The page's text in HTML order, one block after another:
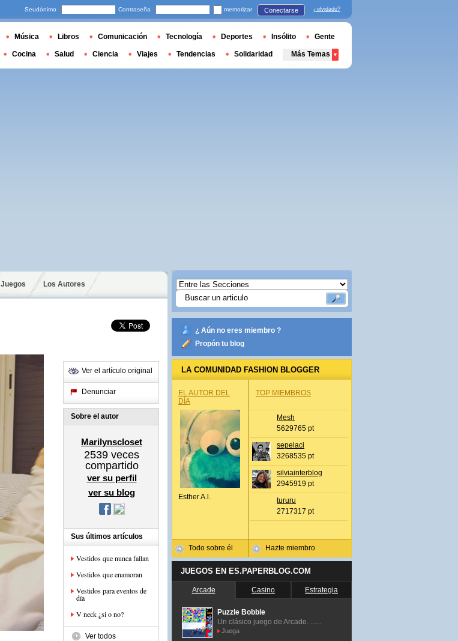
Juegos Los Autores
Ver el artículo original
Denunciar
Sobre el autor
Marilynscloset
2539 veces
compartido
ver su perfil
ver su blog
Sus últimos artículos
Vestidos que nunca fallan
Vestidos que enamoran
Vestidos para eventos de
día
V neck ¿si o no?
Ver todos
¿ Aún no eres miembro ?
Propón tu blog
LA COMUNIDAD FASHION BLOGGER
EL AUTOR DEL
DÍA
Esther A.l.
Todo sobre él
TOP MIEMBROS
Mesh
5629765 pt
sepelaci
3268535 pt
silviainterblog
2945919 pt
tururu
2717317 pt
Hazte miembro
JUEGOS EN ES.PAPERBLOG.COM
Arcade Casino Estrategia
Puzzle Bobble
Un clásico juego de Arcade. ......
Juega
Seudónimo Contraseña memorizar Conectarse ¿olvidado?
Música Libros Comunicación Tecnología Deportes Insólito Gente
Cocina Salud Ciencia Viajes Tendencias Solidaridad Más Temas